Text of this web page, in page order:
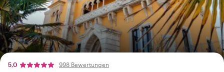
5,0 998 Bewertungen